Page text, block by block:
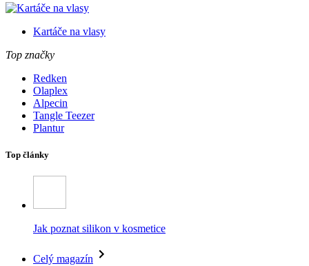
Kartáče na vlasy
Top značky
Redken
Olaplex
Alpecin
Tangle Teezer
Plantur
Top články
Jak poznat silikon v kosmetice
Celý magazín